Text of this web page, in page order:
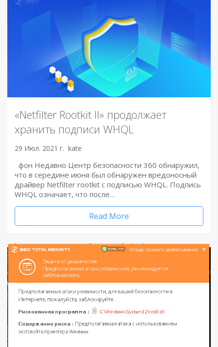
«Netfilter Rootkit II» продолжает
хранить подписи WHQL
29 Июл. 2021 г. kate
фон Недавно Центр безопасности 360 обнаружил,
что в середине июня был обнаружен вредоносный
драйвер Netfilter rootkit с подписью WHQL. Подпись
WHQL означает, что после…
Read More